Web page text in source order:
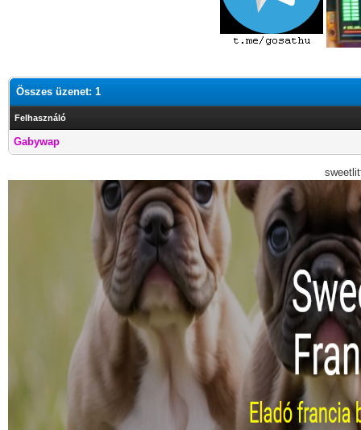
Összes üzenet: 1
Felhasználó
Gabywap